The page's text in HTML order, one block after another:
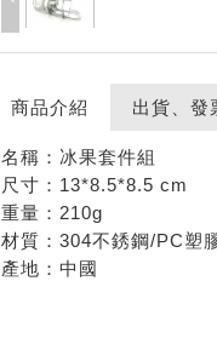
商品介紹 出貨、發
名稱：冰果套件組
尺寸：13*8.5*8.5 cm
重量：210g
材質：304不銹鋼/PC塑
產地：中國